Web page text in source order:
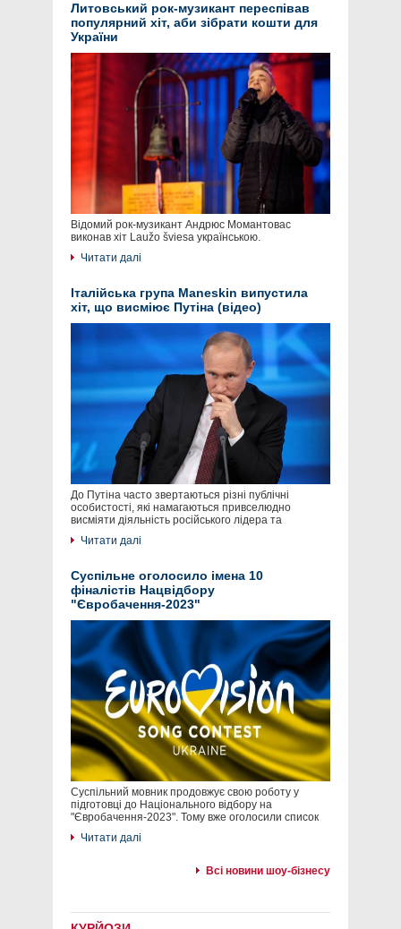
Литовський рок-музикант переспівав
популярний хіт, аби зібрати кошти для
України
Відомий рок-музикант Андрюс Момантовас
виконав хіт Laužo šviesa українською.
Читати далі
Італійська група Maneskin випустила
хіт, що висміює Путіна (відео)
До Путіна часто звертаються різні публічні
особистості, які намагаються привселюдно
висміяти діяльність російського лідера та
Читати далі
Суспільне оголосило імена 10
фіналістів Нацвідбору
"Євробачення-2023"
Суспільний мовник продовжує свою роботу у
підготовці до Національного відбору на
"Євробачення-2023". Тому вже оголосили список
Читати далі
Всі новини шоу-бізнесу